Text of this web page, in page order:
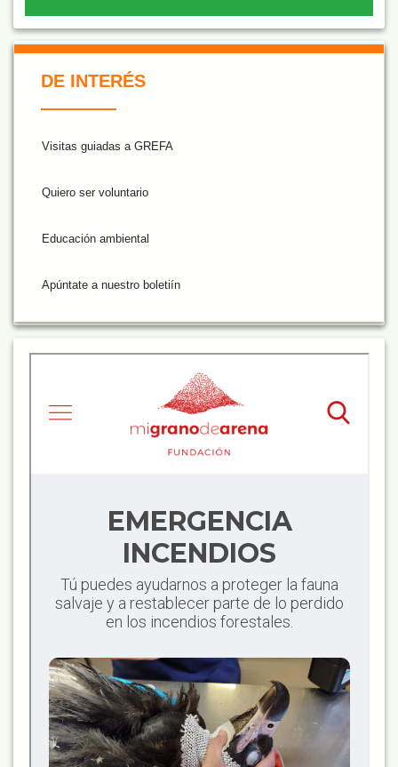
De Interés NARANJA
DE INTERÉS
Visitas guiadas a GREFA
Quiero ser voluntario
Educación ambiental
Apúntate a nuestro boletiín